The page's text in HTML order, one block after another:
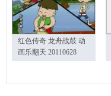
红色传奇 龙舟战鼓 动
画乐翻天 20110628